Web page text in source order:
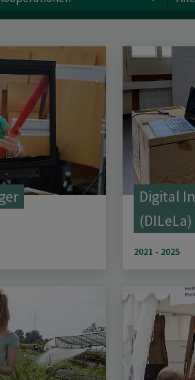
Digital
(DILeLa)
2021 - 2025